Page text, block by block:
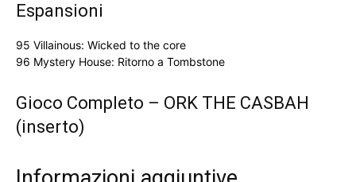
Espansioni
95 Villainous: Wicked to the core
96 Mystery House: Ritorno a Tombstone
Gioco Completo – ORK THE CASBAH
(inserto)